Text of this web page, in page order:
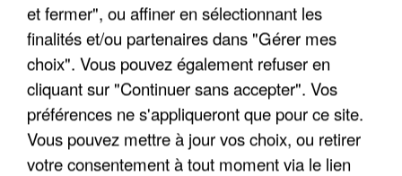
7 août 2026
Les données de 300 000 clients dérobées à
Intermarché après une...
Les données bancaires ne seraient pas
concernées.
et fermer", ou affiner en sélectionnant les
finalités et/ou partenaires dans "Gérer mes
choix". Vous pouvez également refuser en
cliquant sur "Continuer sans accepter". Vos
préférences ne s'appliqueront que pour ce site.
Vous pouvez mettre à jour vos choix, ou retirer
votre consentement à tout moment via le lien